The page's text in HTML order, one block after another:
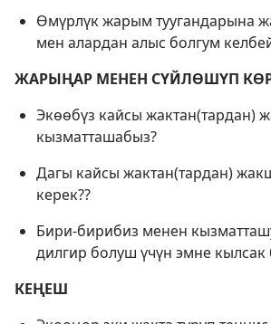
Өмүрлүк жарым туугандарына
мен алардан алыс болгум
ЖАРЫҢАР МЕНЕН СҮЙЛӨШҮП
Экөөбүз кайсы жактан(тардан)
кызматташабыз?
Дагы кайсы жактан(тардан)
керек??
Бири-бирибиз менен
дилгир болуш үчүн эмне кылсак
КЕҢЕШ